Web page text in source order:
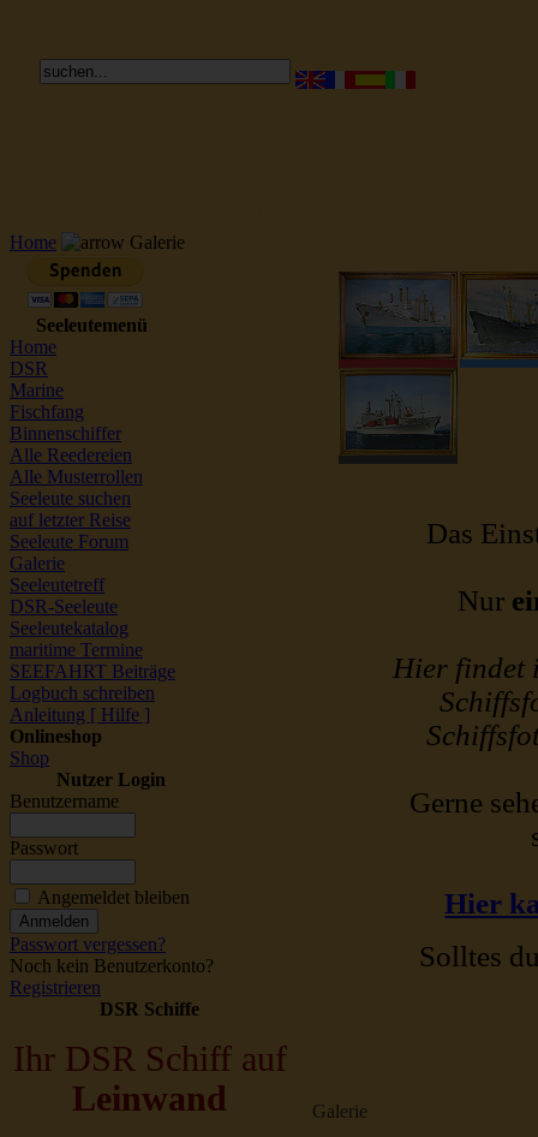
Home Galerie
Seeleutemenü
Home
DSR
Marine
Fischfang
Binnenschiffer
Alle Reedereien
Alle Musterrollen
Seeleute suchen
auf letzter Reise
Seeleute Forum
Galerie
Seeleutetreff
DSR-Seeleute
Seeleutekatalog
maritime Termine
SEEFAHRT Beiträge
Logbuch schreiben
Anleitung [ Hilfe ]
Onlineshop
Shop
Nutzer Login
Benutzername
Passwort
Angemeldet bleiben
Passwort vergessen?
Noch kein Benutzerkonto?
Registrieren
DSR Schiffe
Ihr DSR Schiff auf
Leinwand
Das
Nur
Hier findet
Gerne
Hier
Solltes
Galerie